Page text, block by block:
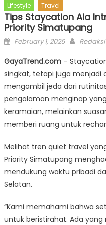
Lifestyle Travel
Tips Staycation Ala
Priority Simatupang
Posted
February 1, 2026 Author
Redaksi
GayaTrend.com–
singkat, tetapi juga menjadi
mengambil jeda dari
pengalaman menginap
keramaian, melainkan
memberi ruang untuk
Melihat tren quiet travel
Priority Simatupang
mendukung waktu pribadi
Selatan.
“Kami memahami bahwa
untuk beristirahat. Ada